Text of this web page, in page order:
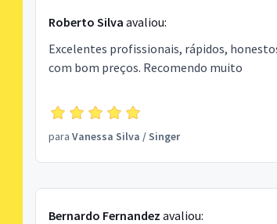
Roberto Silva avaliou:
Excelentes profissionais, rápidos,
com bom preços. Recomendo muito
para Vanessa Silva /Singer
Bernardo Fernandez avaliou: